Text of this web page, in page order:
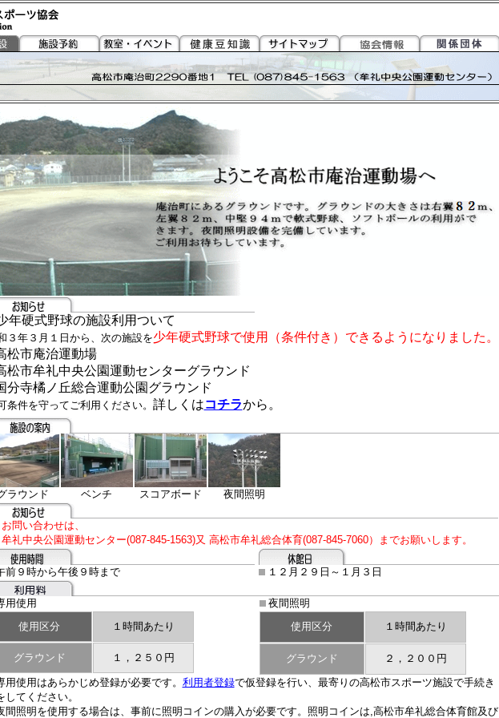
年硬式野球の施設利用ついて
３年３月１日から、次の施設を少年硬式野球で使用（条件付き）できるようになりました。
松市庵治運動場
松市牟礼中央公園運動センターグラウンド
分寺橘ノ丘総合運動公園グラウンド
条件を守ってご利用ください。 詳しくはコチラから。
ラウンド ベンチ スコアボード 夜間照明
お問い合わせは、
牟礼中央公園運動センター(087-845-1563)又 高松市牟礼総合体育(087-845-7060）までお願いします。
前９時から午後９時まで １２月２９日～１月３日
用使用
夜間照明
使用区分
１時間あたり
グラウンド １，２５０円
使用区分 １時間あたり
グラウンド
２，２００円
用使用はあらかじめ登録が必要です。 利用者登録で仮登録を行い、最寄りの高松市スポーツ施設で手続き
してください。
間照明を使用する場合は、事前に照明コインの購入が必要です。照明コインは,高松市牟礼総合体育館及び